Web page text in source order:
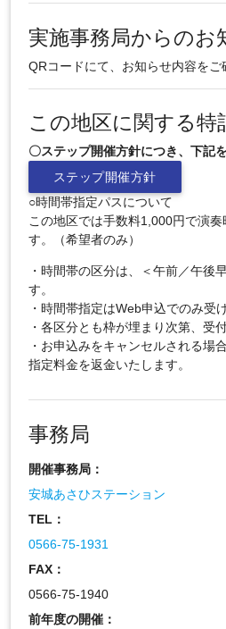
実施事務局からのお
QRコードにて、お知らせ内容をご
この地区に関する特
〇ステップ開催方針につき、下記
ステップ開催方針
○時間帯指定パスについて
この地区では手数料1,000円で演奏
す。（希望者のみ）
・時間帯の区分は、＜午前／午後
す。
・時間帯指定はWeb申込でのみ受
・各区分とも枠が埋まり次第、受
・お申込みをキャンセルされる場
指定料金を返金いたします。
事務局
開催事務局：
安城あさひステーション
TEL：
0566-75-1931
FAX：
0566-75-1940
前年度の開催：